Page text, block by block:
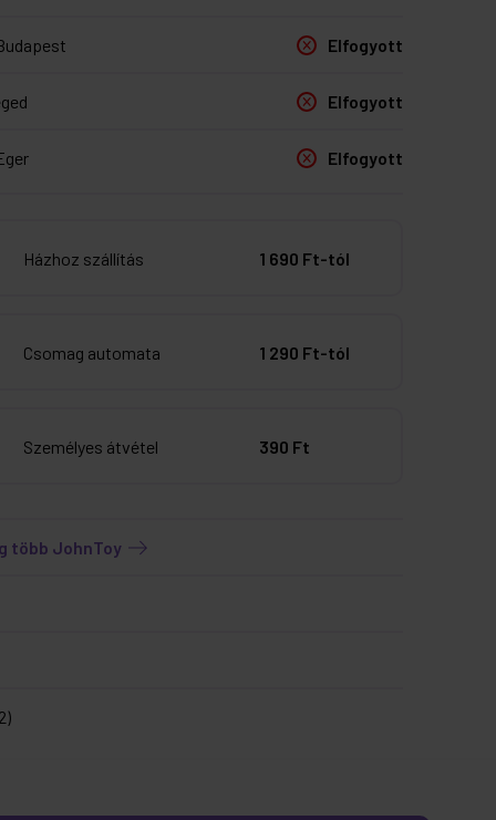
Elfogyott
Elfogyott
Elfogyott
Házhoz szállítás 1 690 Ft-tól
Csomag automata 1 290 Ft-tól
Személyes átvétel 390 Ft
több JohnToy